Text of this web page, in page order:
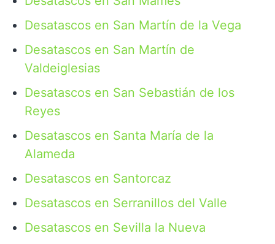
Desatascos en San Martín de la Vega
Desatascos en San Martín de
Valdeiglesias
Desatascos en San Sebastián de los
Reyes
Desatascos en Santa María de la
Alameda
Desatascos en Santorcaz
Desatascos en Serranillos del Valle
Desatascos en Sevilla la Nueva